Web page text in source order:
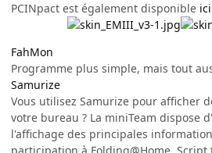
PCINpact est également disponible ici
FahMon
Programme plus simple, mais tout
Samurize
Vous utilisez Samurize pour afficher
votre bureau ? La miniTeam dispose
l'affichage des principales